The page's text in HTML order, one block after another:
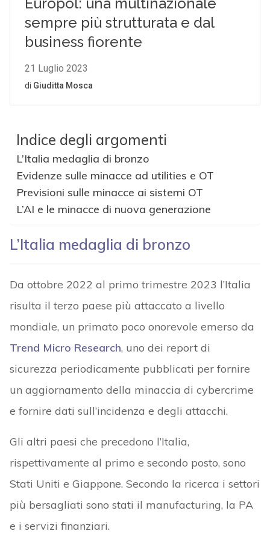
Indice degli argomenti
L’Italia medaglia di bronzo
Evidenze sulle minacce ad utilities e OT
Previsioni sulle minacce ai sistemi OT
L’AI e le minacce di nuova generazione
L’Italia medaglia di bronzo
Da ottobre 2022 al primo trimestre 2023 l’Italia
risulta il terzo paese più attaccato a livello
mondiale, un primato poco onorevole emerso da
Trend Micro Research, uno dei report di
sicurezza periodicamente pubblicati per fornire
un aggiornamento della minaccia di cybercrime
e fornire dati sull’incidenza e degli attacchi.
Gli altri paesi che precedono l’Italia,
rispettivamente al primo e secondo posto, sono
Stati Uniti e Giappone. Secondo la ricerca i settori
più bersagliati sono stati il manufacturing, la PA
e i servizi finanziari.